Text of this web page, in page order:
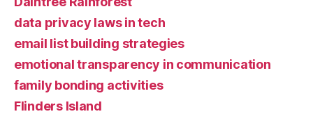
data privacy laws in tech
email list building strategies
emotional transparency in communication
family bonding activities
Flinders Island